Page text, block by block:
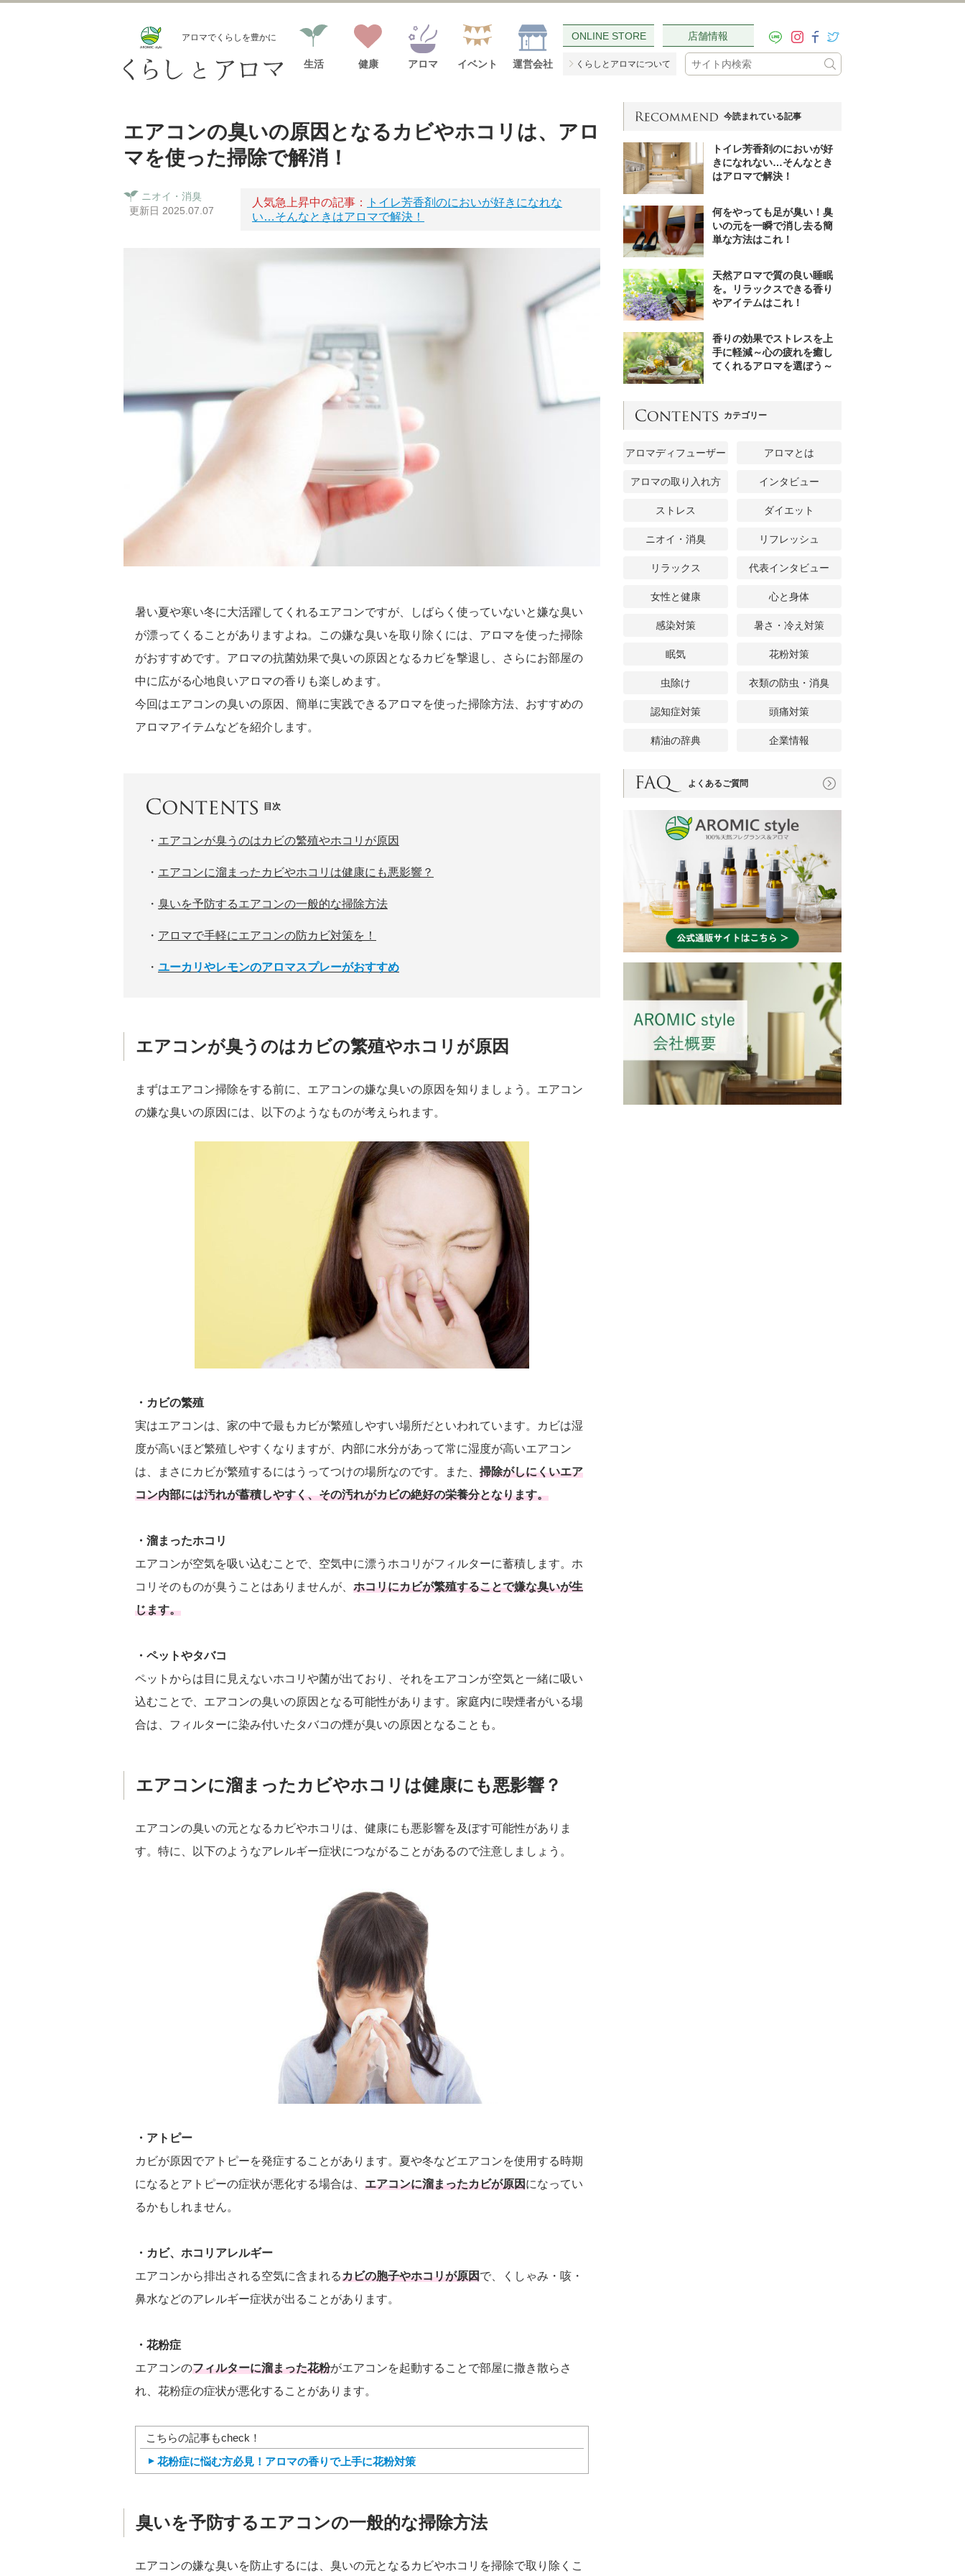
アロマでくらしを豊かに
生活 健康 アロマ イベント 運営会社
ONLINE STORE 店舗情報
くらしとアロマについて
エアコンの臭いの原因となるカビやホコリは、アロ
マを使った掃除で解消！
ニオイ・消臭
更新日 2025.07.07
人気急上昇中の記事：
トイレ芳香剤のにおいが好きになれな
い…そんなときはアロマで解決！
暑い夏や寒い冬に大活躍してくれるエアコンですが、しばらく使っていないと嫌な臭い
が漂ってくることがありますよね。この嫌な臭いを取り除くには、アロマを使った掃除
がおすすめです。アロマの抗菌効果で臭いの原因となるカビを撃退し、さらにお部屋の
中に広がる心地良いアロマの香りも楽しめます。
今回はエアコンの臭いの原因、簡単に実践できるアロマを使った掃除方法、おすすめの
アロマアイテムなどを紹介します。
目次
・ エアコンが臭うのはカビの繁殖やホコリが原因
・ エアコンに溜まったカビやホコリは健康にも悪影響？
・ 臭いを予防するエアコンの一般的な掃除方法
・ アロマで手軽にエアコンの防カビ対策を！
・ ユーカリやレモンのアロマスプレーがおすすめ
エアコンが臭うのはカビの繁殖やホコリが原因
まずはエアコン掃除をする前に、エアコンの嫌な臭いの原因を知りましょう。エアコン
の嫌な臭いの原因には、以下のようなものが考えられます。
・カビの繁殖
実はエアコンは、家の中で最もカビが繁殖しやすい場所だといわれています。カビは湿
度が高いほど繁殖しやすくなりますが、内部に水分があって常に湿度が高いエアコン
は、まさにカビが繁殖するにはうってつけの場所なのです。また、 掃除がしにくいエア
コン内部には汚れが蓄積しやすく、その汚れがカビの絶好の栄養分となります。
・溜まったホコリ
エアコンが空気を吸い込むことで、空気中に漂うホコリがフィルターに蓄積します。ホ
コリそのものが臭うことはありませんが、 ホコリにカビが繁殖することで嫌な臭いが生
じます。
・ペットやタバコ
ペットからは目に見えないホコリや菌が出ており、それをエアコンが空気と一緒に吸い
込むことで、エアコンの臭いの原因となる可能性があります。家庭内に喫煙者がいる場
合は、フィルターに染み付いたタバコの煙が臭いの原因となることも。
エアコンに溜まったカビやホコリは健康にも悪影響？
エアコンの臭いの元となるカビやホコリは、健康にも悪影響を及ぼす可能性がありま
す。特に、以下のようなアレルギー症状につながることがあるので注意しましょう。
・アトピー
カビが原因でアトピーを発症することがあります。夏や冬などエアコンを使用する時期
になるとアトピーの症状が悪化する場合は、 エアコンに溜まったカビが原因になってい
るかもしれません。
・カビ、ホコリアレルギー
エアコンから排出される空気に含まれるカビの胞子やホコリが原因で、くしゃみ・咳・
鼻水などのアレルギー症状が出ることがあります。
・花粉症
エアコンのフィルターに溜まった花粉がエアコンを起動することで部屋に撒き散らさ
れ、花粉症の症状が悪化することがあります。
こちらの記事もcheck！
花粉症に悩む方必見！アロマの香りで上手に花粉対策
臭いを予防するエアコンの一般的な掃除方法
エアコンの嫌な臭いを防止するには、臭いの元となるカビやホコリを掃除で取り除くこ
今読まれている記事
トイレ芳香剤のにおいが好
きになれない…そんなとき
はアロマで解決！
何をやっても足が臭い！臭
いの元を一瞬で消し去る簡
単な方法はこれ！
天然アロマで質の良い睡眠
を。リラックスできる香り
やアイテムはこれ！
香りの効果でストレスを上
手に軽減～心の疲れを癒し
てくれるアロマを選ぼう～
カテゴリー
アロマディフューザー アロマとは
アロマの取り入れ方 インタビュー
ストレス ダイエット
ニオイ・消臭 リフレッシュ
リラックス 代表インタビュー
女性と健康 心と身体
感染対策 暑さ・冷え対策
眠気 花粉対策
虫除け 衣類の防虫・消臭
認知症対策 頭痛対策
精油の辞典 企業情報
よくあるご質問